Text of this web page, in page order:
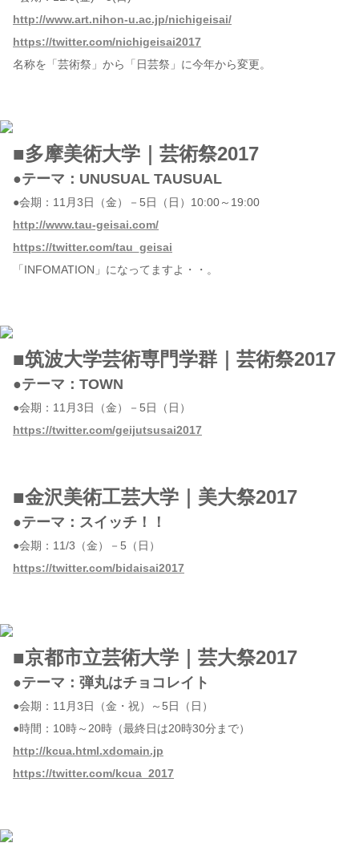
http://www.art.nihon-u.ac.jp/nichigeisai/
https://twitter.com/nichigeisai2017
名称を「芸術祭」から「日芸祭」に今年から変更。
■多摩美術大学｜芸術祭2017
●テーマ：UNUSUAL TAUSUAL
●会期：11月3日（金）－5日（日）10:00～19:00
http://www.tau-geisai.com/
https://twitter.com/tau_geisai
「INFOMATION」になってますよ・・。
■筑波大学芸術専門学群｜芸術祭2017
●テーマ：TOWN
●会期：11月3日（金）－5日（日）
https://twitter.com/geijutsusai2017
■金沢美術工芸大学｜美大祭2017
●テーマ：スイッチ！！
●会期：11/3（金）－5（日）
https://twitter.com/bidaisai2017
■京都市立芸術大学｜芸大祭2017
●テーマ：弾丸はチョコレイト
●会期：11月3日（金・祝）～5日（日）
●時間：10時～20時（最終日は20時30分まで）
http://kcua.html.xdomain.jp
https://twitter.com/kcua_2017